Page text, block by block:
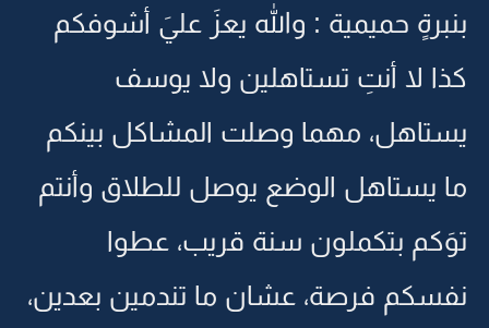
بنبرةٍ حميمية : والله يعزَ عليَ أشوفكم
كذا لا أنتِ تستاهلين ولا يوسف
يستاهل، مهما وصلت المشاكل بينكم
ما يستاهل الوضع يوصل للطلاق وأنتم
توَكم بتكملون سنة قريب، عطوا
نفسكم فرصة، عشان ما تندمين بعدين،